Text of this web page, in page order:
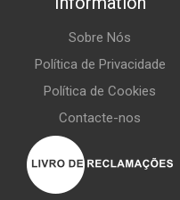
Sobre Nós
Política de Privacidade
Política de Cookies
Contacte-nos